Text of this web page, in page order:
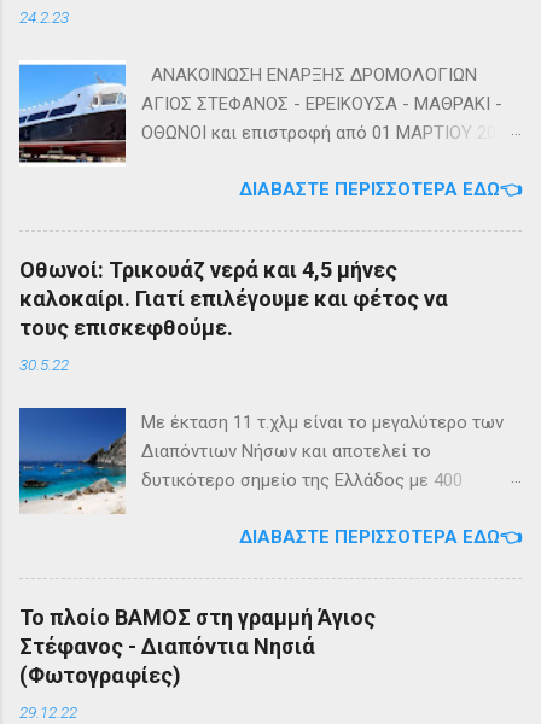
24.2.23
ΑΝΑΚΟΙΝΩΣΗ ΕΝΑΡΞΗΣ ΔΡΟΜΟΛΟΓΙΩΝ
ΑΓΙΟΣ ΣΤΕΦΑΝΟΣ - ΕΡΕΙΚΟΥΣΑ - ΜΑΘΡΑΚΙ -
ΟΘΩΝΟΙ και επιστροφή από 01 ΜΑΡΤΙΟΥ 2023
της εταιρίας μας, ΕΓ-ΔΡ ΒΑΜΟΣ, αναμένεται
και επιστροφή με 3 δρομολόγια την εβδομάδα
από 01/03/2023 Πηγή: chania-lines.com
ΔΙΑΒΆΣΤΕ ΠΕΡΙΣΣΌΤΕΡΑ ΕΔΏ👈
Οθωνοί: Τρικουάζ νερά και 4,5 μήνες
καλοκαίρι. Γιατί επιλέγουμε και φέτος να
τους επισκεφθούμε.
30.5.22
Με έκταση 11 τ.χλμ είναι το μεγαλύτερο των
Διαπόντιων Νήσων και αποτελεί το
δυτικότερο σημείο της Ελλάδος με 400
καλοκαιρινούς μήνες πολλαπλασιάζεται
μέρος, κατάλληλο οικογενειακές διακοπές,
για ιστιοπλοϊκή περιήγηση . Το καράβι αφήνει
τον επισκέπτη στα Αυλάκια, ένα όρμο κοντά
ΔΙΑΒΆΣΤΕ ΠΕΡΙΣΣΌΤΕΡΑ ΕΔΏ👈
Το πλοίο ΒΑΜΟΣ στη γραμμή Άγιος
Στέφανος - Διαπόντια Νησιά
(Φωτογραφίες)
29.12.22